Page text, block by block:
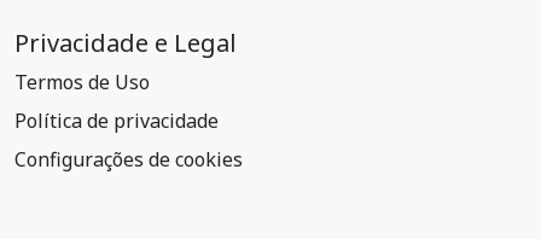
Privacidade e Legal
Termos de Uso
Política de privacidade
Configurações de cookies